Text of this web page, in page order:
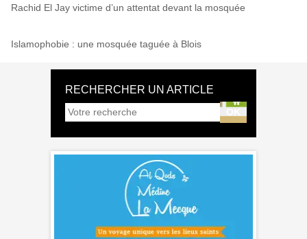
Rachid El Jay victime d’un attentat devant la mosquée
Islamophobie : une mosquée taguée à Blois
RECHERCHER UN ARTICLE